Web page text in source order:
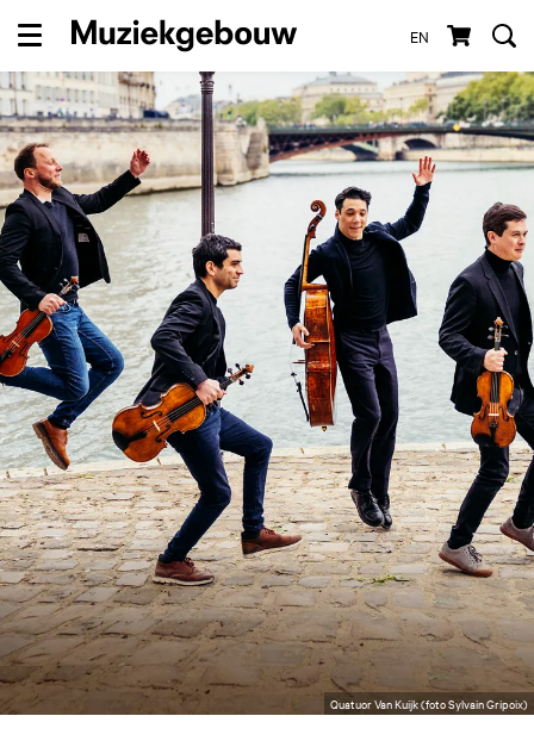
EN
Menu
Quatuor Van Kuijk (foto Sylvain Gripoix)